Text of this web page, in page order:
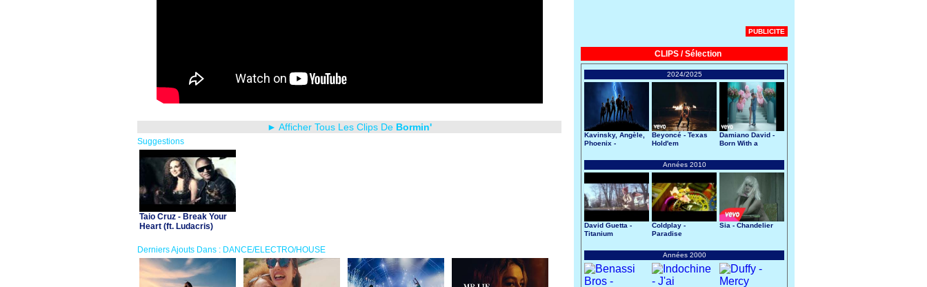
► Afficher Tous Les Clips De Bormin'
Suggestions
Taio Cruz - Break Your
Heart (ft. Ludacris)
Derniers Ajouts Dans : DANCE/ELECTRO/HOUSE
PUBLICITE
CLIPS / Sélection
2024/2025
Kavinsky, Angèle,
Phoenix -
Beyoncé - Texas
Hold'em
Damiano David -
Born With a
Années 2010
David Guetta -
Titanium
Coldplay -
Paradise
Sia - Chandelier
Années 2000